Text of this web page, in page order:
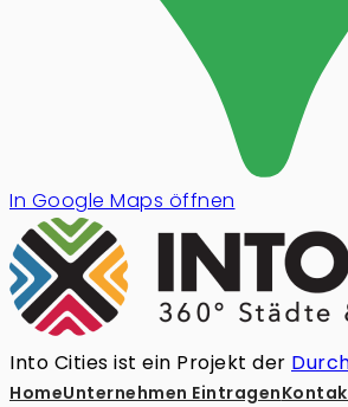
In Google Maps öffnen
Into Cities ist ein Projekt der
HomeUnternehmen Eintragen